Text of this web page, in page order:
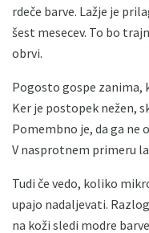
rdeče barve. Lažje je
šest mesecev. To bo
obrvi.
Pogosto gospe
Ker je postopek nežen,
Pomembno je, da ga
V nasprotnem primeru
Tudi če vedo, koliko
upajo nadaljevati.
na koži sledi modre